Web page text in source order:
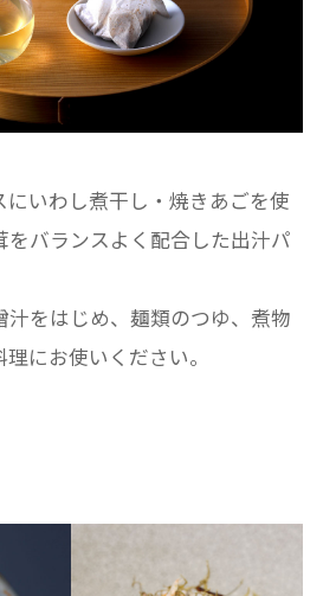
にいわし煮干し・焼きあごを使
をバランスよく配合した出汁パ
汁をはじめ、麺類のつゆ、煮物
にお使いください。